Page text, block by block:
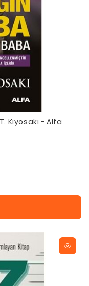
Kiyosaki - Alfa